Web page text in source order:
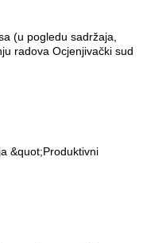
(u pogledu sadržaja,
radova Ocjenjivački sud
&quot;Produktivni